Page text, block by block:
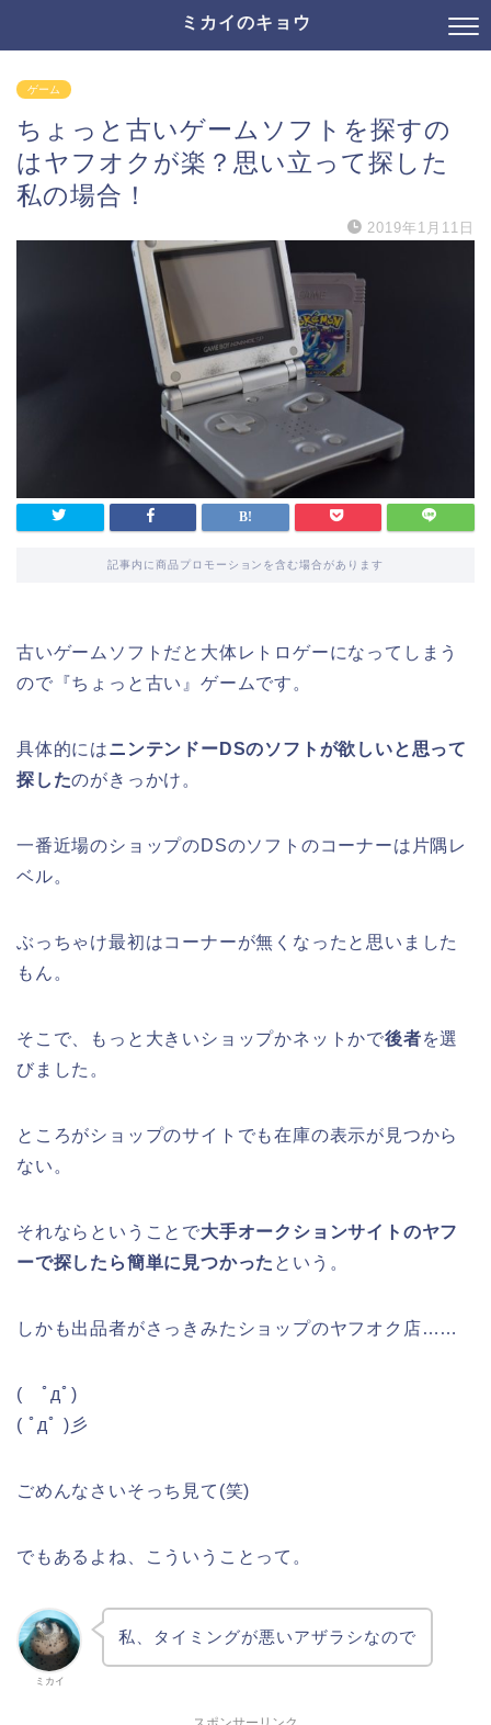
ミカイのキョウ
ゲーム
ちょっと古いゲームソフトを探すの
はヤフオクが楽？思い立って探した
私の場合！
2019年1月11日
記事内に商品プロモーションを含む場合があります
古いゲームソフトだと大体レトロゲーになってしまう
ので『ちょっと古い』ゲームです。
具体的にはニンテンドーDSのソフトが欲しいと思って
探したのがきっかけ。
一番近場のショップのDSのソフトのコーナーは片隅レ
ベル。
ぶっちゃけ最初はコーナーが無くなったと思いました
もん。
そこで、もっと大きいショップかネットかで後者を選
びました。
ところがショップのサイトでも在庫の表示が見つから
ない。
それならということで大手オークションサイトのヤフ
ーで探したら簡単に見つかった という。
しかも出品者がさっきみたショップのヤフオク店……
( ﾟдﾟ)
( ﾟдﾟ )彡
ごめんなさいそっち見て(笑)
でもあるよね、こういうことって。
ミカイ
私、タイミングが悪いアザラシなので